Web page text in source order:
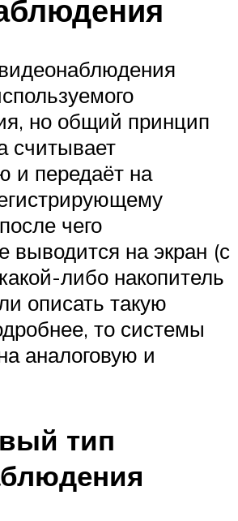
но общий принцип
считывает
и передаёт на
чего
выводится на экран (с
либо накопитель
описать такую
то системы
аналоговую и
тип